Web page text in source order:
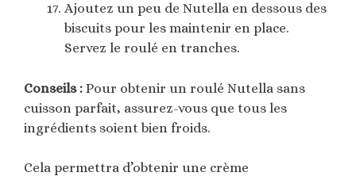
Ajoutez un peu de Nutella en dessous des
biscuits pour les maintenir en place.
Servez le roulé en tranches.
Conseils : Pour obtenir un roulé Nutella sans
cuisson parfait, assurez-vous que tous les
ingrédients soient bien froids.
Cela permettra d’obtenir une crème